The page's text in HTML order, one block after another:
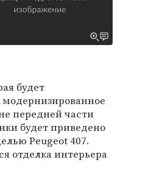
будет
передней части
будет приведено
Peugeot 407.
отделка интерьера